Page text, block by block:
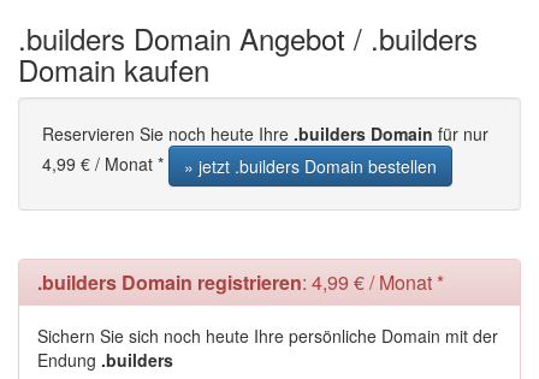
.builders Domain Angebot / .builders
Domain kaufen
Reservieren Sie noch heute Ihre .builders Domain für nur
4,99 € / Monat *
» jetzt .builders Domain bestellen
.builders Domain registrieren: 4,99 € / Monat *
Sichern Sie sich noch heute Ihre persönliche Domain mit der
Endung .builders